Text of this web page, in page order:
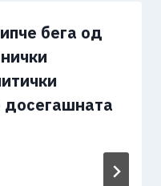
бега од
досегашната